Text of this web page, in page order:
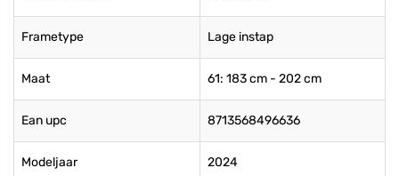
Frametype Lage instap
Maat 61: 183 cm - 202 cm
Ean upc 8713568496636
Modeljaar 2024